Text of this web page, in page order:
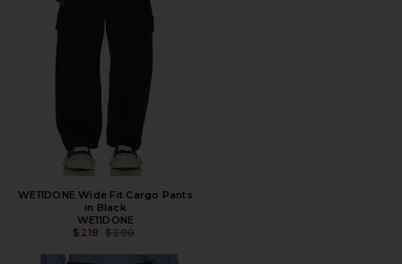
WE11DONE Wide Fit Cargo Pants
in Black
WE11DONE
$218 ПРЕДЫДУЩАЯ ЦЕНА:
$290